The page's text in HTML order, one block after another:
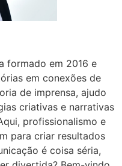
formado em 2016 e
em conexões de
de imprensa, ajudo
criativas e narrativas
profissionalismo e
para criar resultados
é coisa séria,